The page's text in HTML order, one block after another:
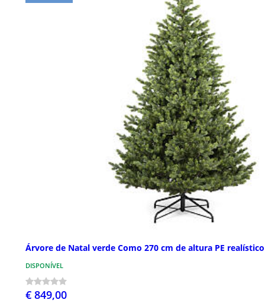
Árvore de Natal verde Como 270 cm de altura PE realístico
DISPONÍVEL
€ 849,00